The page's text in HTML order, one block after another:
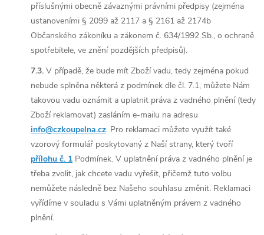
příslušnými obecně závaznými právními předpisy (zejména
ustanoveními § 2099 až 2117 a § 2161 až 2174b
Občanského zákoníku a zákonem č. 634/1992 Sb., o ochraně
spotřebitele, ve znění pozdějších předpisů).
7.3. V případě, že bude mít Zboží vadu, tedy zejména pokud
nebude splněna některá z podmínek dle čl. 7.1, můžete Nám
takovou vadu oznámit a uplatnit práva z vadného plnění (tedy
Zboží reklamovat) zasláním e-mailu na adresu
info@czkoupelna.cz. Pro reklamaci můžete využít také
vzorový formulář poskytovaný z Naší strany, který tvoří
přílohu č. 1 Podmínek. V uplatnění práva z vadného plnění je
třeba zvolit, jak chcete vadu vyřešit, přičemž tuto volbu
nemůžete následně bez Našeho souhlasu změnit. Reklamaci
vyřídíme v souladu s Vámi uplatněným právem z vadného
plnění.